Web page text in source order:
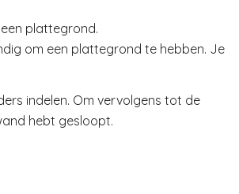
plattegrond.
om een plattegrond te hebben. Je
indelen. Om vervolgens tot de
hebt gesloopt.